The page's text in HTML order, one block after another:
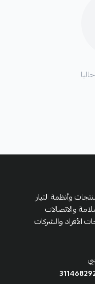
وأنظمة التيار
والاتصالات
الأفراد والشركات